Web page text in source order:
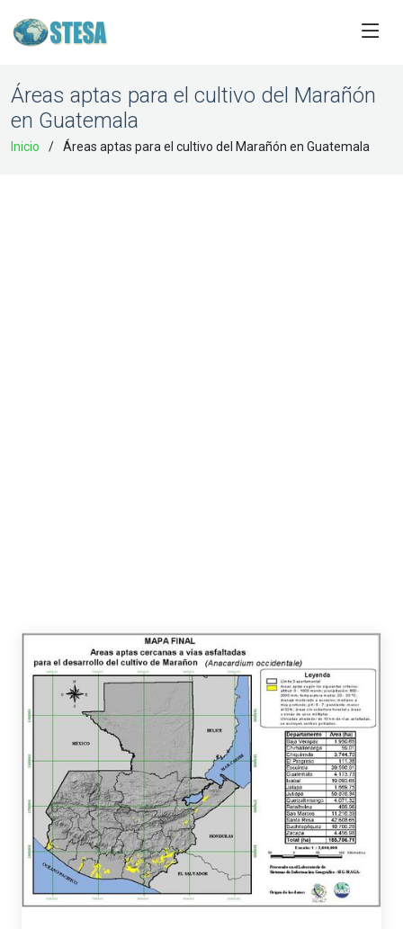
Áreas aptas para el cultivo del Marañón
en Guatemala
Inicio Áreas aptas para el cultivo del Marañón en Guatemala